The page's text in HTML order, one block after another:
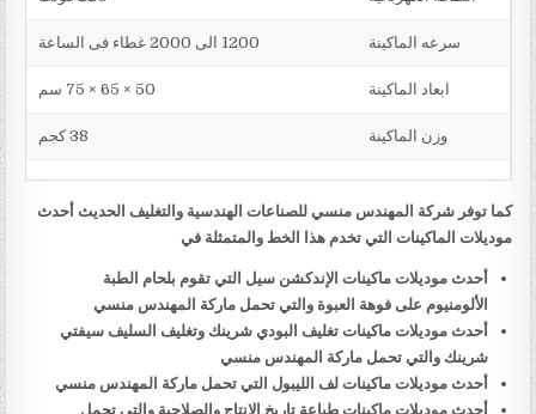
سرعه الماكينة 1200 الى 2000 غطاء فى الساعة
ابعاد الماكينة 50 × 65 × 75 سم
وزن الماكينة 38 كجم
كما توفر شركة المهندس منسي للصناعات الهندسية والتغليف الحديث أحدث
موديلات الماكينات التي تخدم هذا الخط والمتمثلة في
أحدث موديلات ماكينات الإندكشن سيل التي تقوم بلحام الطبة
الألومنيوم على فوهة العبوة والتي تحمل ماركة المهندس منسي
أحدث موديلات ماكينات تغليف البودي شرينك وتغليف السليف سيفتي
شرينك والتي تحمل ماركة المهندس منسي
أحدث موديلات ماكينات لف الليبول التي تحمل ماركة المهندس منسي
أحدث موديلات ماكينات طباعة تاريخ الإنتاج والصلاحية والتي تحمل